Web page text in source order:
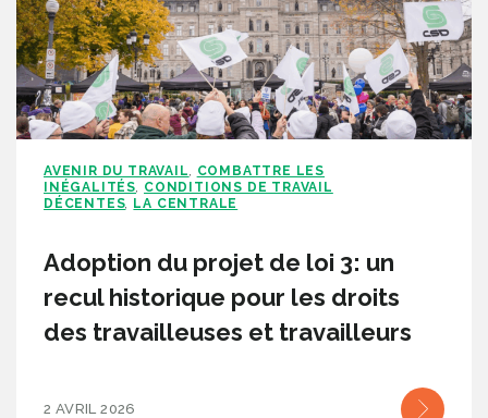
AVENIR DU TRAVAIL
COMBATTRE LES
INÉGALITÉS CONDITIONS DE TRAVAIL
DÉCENTES LA CENTRALE
Adoption du projet de loi 3: un
recul historique pour les droits
des travailleuses et travailleurs
2 AVRIL 2026